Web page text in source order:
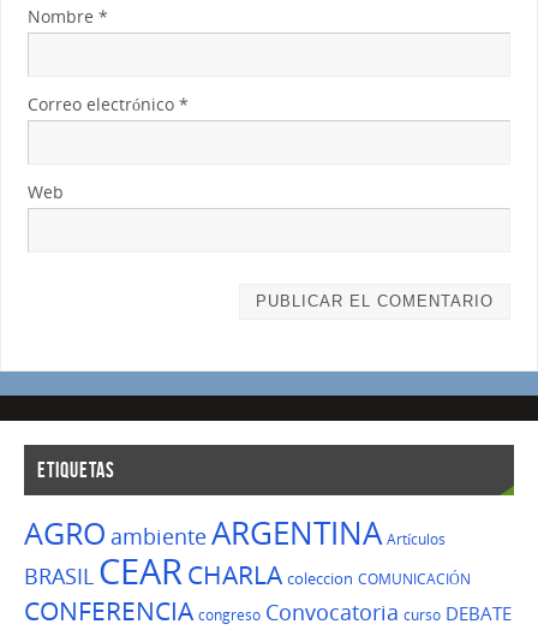
Nombre *
Correo electrónico *
Web
ETIQUETAS
AGRO ambienteARGENTINA Artículos
BRASIL CEARCHARLA coleccion COMUNICACIÓN
CONFERENCIA congreso Convocatoria curso DEBATE